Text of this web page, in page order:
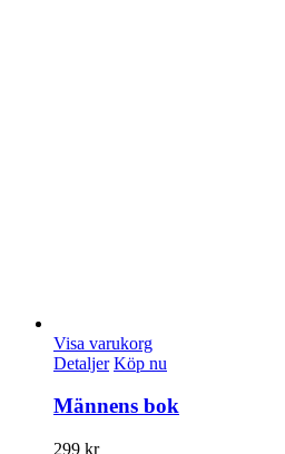
Visa varukorg
Detaljer Köp nu
Männens bok
299 kr